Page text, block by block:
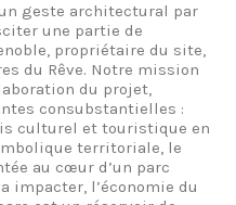
geste architectural par
une partie de
propriétaire du site,
du Rêve. Notre mission
du projet,
consubstantielles :
culturel et touristique en
territoriale, le
au cœur d’un parc
impacter, l’économie du